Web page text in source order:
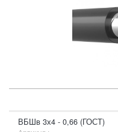
ВБШв 3х4 - 0,66 (ГОСТ)